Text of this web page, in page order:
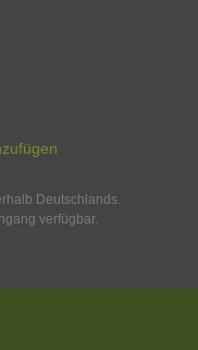
Deutschlands.
verfügbar.